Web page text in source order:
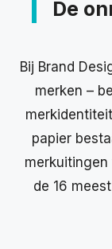
De
Bij Brand
merken –
papier
de 16